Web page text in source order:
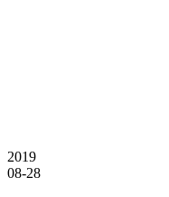
2019
08-28